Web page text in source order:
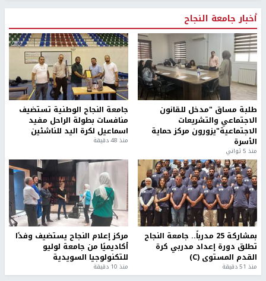
أخبار جامعة النجاح
طلبة مساق "مدخل للقانون
الاجتماعي والتشريعات
الاجتماعية"يزورون مركز حماية
الأسرة
منذ 5 ثواني
جامعة النجاح الوطنية تستضيف
منافسات بطولة الراحل مفيد
اسماعيل لكرة اليد للناشئين
منذ 48 دقيقة
بمشاركة 25 مدرباً.. جامعة النجاح
تطلق دورة إعداد مدربي كرة
القدم المستوى (C)
منذ 51 دقيقة
مركز إعلام النجاح يستضيف وفدًا
أكاديميًا من جامعة لوليو
للتكنولوجيا السويدية
منذ 10 دقيقة